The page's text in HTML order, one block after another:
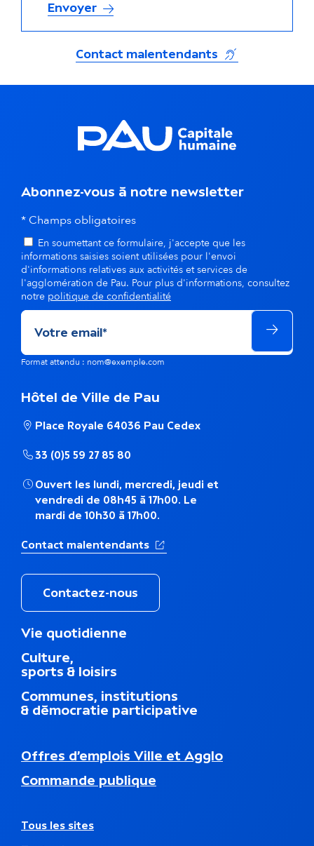
Envoyer
Contact malentendants (s'ouvre dans
Abonnez-vous à notre newsletter
* Champs obligatoires
En soumettant ce formulaire, j'accepte que les
informations saisies soient utilisées pour l'envoi
d'informations relatives aux activités et services de
l'agglomération de Pau. Pour plus d'informations, consultez
notre politique de confidentialité
Format attendu : nom@exemple.com
Hôtel de Ville de Pau
Place Royale 64036 Pau Cedex
33 (0)5 59 27 85 80
Ouvert les lundi, mercredi, jeudi et
vendredi de 08h45 à 17h00. Le
mardi de 10h30 à 17h00.
Contact malentendants (Ouverture dans un nouvel
Contactez-nous
M
n
u
d
u
p
d
d
e
g
e
Vie quotidienne
Culture,
sports & loisirs
Communes, institutions
& démocratie participative
N
v
a
Offres d’emplois Ville et Agglo
Commande publique
A
Tous les sites